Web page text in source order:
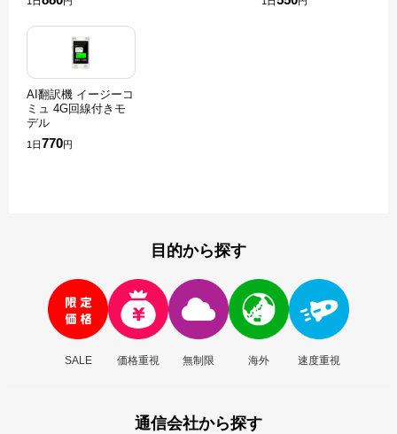
AI翻訳機 イージーコ
ミュ 4G回線付きモ
デル
1日770円
目的から探す
SALE 価格重視 無制限 海外 速度重視
通信会社から探す